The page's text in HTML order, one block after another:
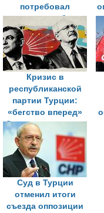
потребовал
провести выборы
председателя
Кризис в
республиканской
партии Турции:
«бегство вперед»
Эрдогана и раскол
оппозиции
Суд в Турции
отменил итоги
съезда оппозиции